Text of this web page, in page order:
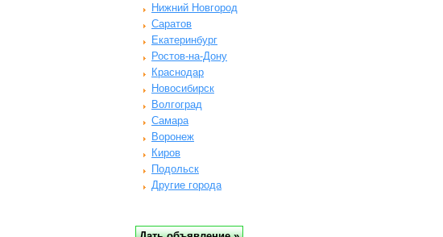
Нижний Новгород
Саратов
Екатеринбург
Ростов-на-Дону
Краснодар
Новосибирск
Волгоград
Самара
Воронеж
Киров
Подольск
Другие города